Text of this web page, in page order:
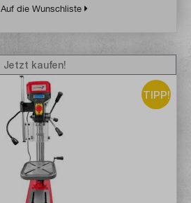
Auf die Wunschliste
TIPP!
Jetzt kaufen!